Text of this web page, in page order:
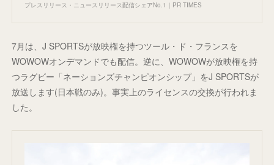
プレスリリース・ニュースリリース配信シェアNo.1｜PR TIMES
7月は、J SPORTSが放映権を持つツール・ド・フランスを
WOWOWオンデマンドでも配信。逆に、WOWOWが放映権を持
つラグビー「ネーションズチャンピオンシップ」をJ SPORTSが
放送します(日本戦のみ)。事実上のライセンスの交換が行われま
した。